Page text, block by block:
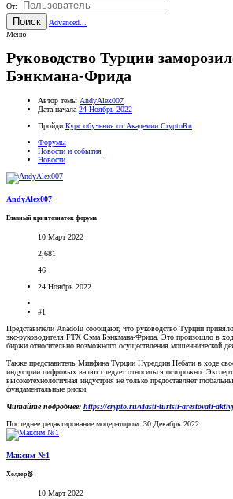
От:
Поиск
Advanced...
Меню
Руководство Турции
Бэнкмана-Фрида
Автор темы AndyAlex007
Дата начала 24 Ноябрь 2022
Пройди Курс обучения от Академии CryptoRu
Форумы
Новости и события
Новости
AndyAlex007
Главный криптознаток форума
10 Март 2022
2,681
46
24 Ноябрь 2022
#1
Представители Anadolu сообщают, что руководство Турции
экс-руководителя FTX Сэма Бэнкмана-Фрида. Это произошло в
биржи относительно возможного осуществления мошеннической
Также представитель Минфина Турции Нуреддин Небати в ходе
индустрии цифровых валют следует относиться осторожно.
высокотехнологичная индустрия не только предоставляет
фундаментальные риски.
Читайте подробнее: https://crypto.ru/vlasti-turtsii-arestovali-
Последнее редактирование модератором: 30 Декабрь 2022
Максим №1
Холдер🥉
10 Март 2022